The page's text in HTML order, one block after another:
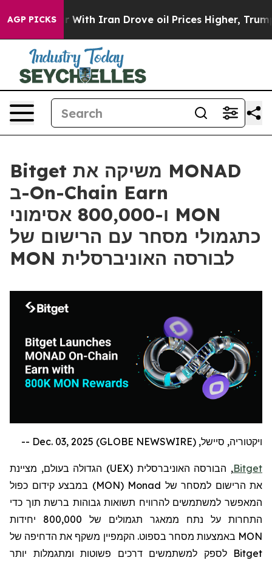
AGP PICKS
As war With Iran Drove oil Prices Higher, Trump
Bitget משיקה את MONAD
ב-On-Chain Earn
ו-800,000 אסימוני MON
כתגמולי מסחר עם הרישום של
MON לבורסה האוניברסלית
ויקטוריה, סיישל, Dec. 03, 2025 (GLOBE NEWSWIRE) --
Bitget, הבורסה האוניברסלית (UEX) הגדולה בעולם, מציינת
את הרישום למסחר של Monad
(
MON
) במבצע קידום כפול
המאפשר למשתמשים להרוויח תשואות גבוהות ברשת תוך כדי
התחרות על נתח ממאגר תגמולים של 800,000 יחידות
MON באמצעות מסחר בספוט. הקמפיין משקף את הדחיפה של
Bitget לספק למשתמשים דרכים פשוטות ומתגמלות יותר